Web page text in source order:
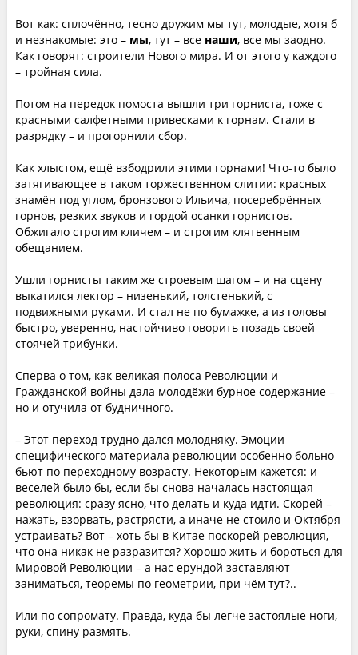
Вот как: сплочённо, тесно дружим мы тут, молодые, хотя б
и незнакомые: это – мы, тут – все наши, все мы заодно.
Как говорят: строители Нового мира. И от этого у каждого
– тройная сила.
Потом на передок помоста вышли три горниста, тоже с
красными салфетными привесками к горнам. Стали в
разрядку – и прогорнили сбор.
Как хлыстом, ещё взбодрили этими горнами! Что-то было
затягивающее в таком торжественном слитии: красных
знамён под углом, бронзового Ильича, посеребрённых
горнов, резких звуков и гордой осанки горнистов.
Обжигало строгим кличем – и строгим клятвенным
обещанием.
Ушли горнисты таким же строевым шагом – и на сцену
выкатился лектор – низенький, толстенький, с
подвижными руками. И стал не по бумажке, а из головы
быстро, уверенно, настойчиво говорить позадь своей
стоячей трибунки.
Сперва о том, как великая полоса Революции и
Гражданской войны дала молодёжи бурное содержание –
но и отучила от будничного.
– Этот переход трудно дался молодняку. Эмоции
специфического материала революции особенно больно
бьют по переходному возрасту. Некоторым кажется: и
веселей было бы, если бы снова началась настоящая
революция: сразу ясно, что делать и куда идти. Скорей –
нажать, взорвать, растрясти, а иначе не стоило и Октября
устраивать? Вот – хоть бы в Китае поскорей революция,
что она никак не разразится? Хорошо жить и бороться для
Мировой Революции – а нас ерундой заставляют
заниматься, теоремы по геометрии, при чём тут?..
Или по сопромату. Правда, куда бы легче застоялые ноги,
руки, спину размять.